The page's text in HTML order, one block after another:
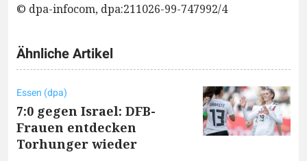
© dpa-infocom, dpa:211026-99-747992/4
Ähnliche Artikel
Essen (dpa)
7:0 gegen Israel: DFB-
Frauen entdecken
Torhunger wieder